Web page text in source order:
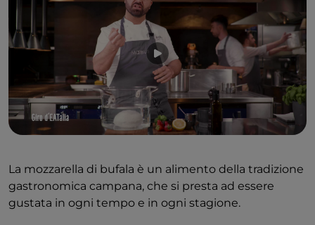
La mozzarella di bufala è un alimento della tradizione
gastronomica campana, che si presta ad essere
gustata in ogni tempo e in ogni stagione.